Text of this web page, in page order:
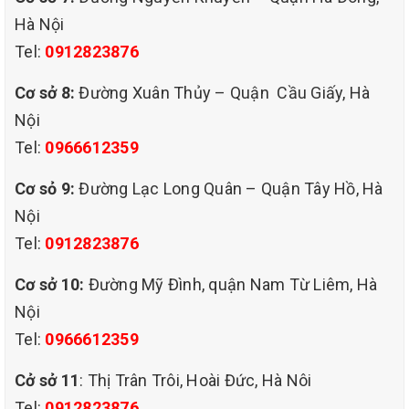
đúng hẹn đối với những khách hàng bận rộn.
Hà Nội
Tel: 0912823876
Cơ sở 8:Đường Xuân Thủy – Quận Cầu Giấy, Hà
Nội
Tel: 0966612359
Cơ sỏ 9: Đường Lạc Long Quân – Quận Tây Hồ, Hà
Nội
Tel: 0912823876
Cơ sở 10: Đường Mỹ Đình, quận Nam Từ Liêm, Hà
Nội
Tel: 0966612359
Cở sở 11: Thị Trân Trôi, Hoài Đức, Hà Nôi